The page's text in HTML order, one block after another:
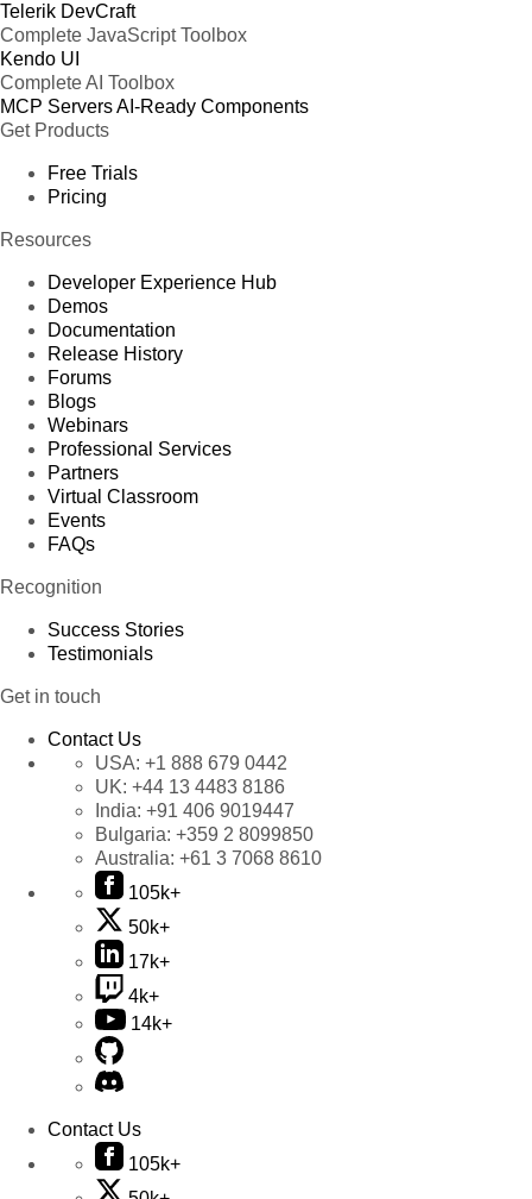
Telerik DevCraft
Complete JavaScript Toolbox
Kendo UI
Complete AI Toolbox
MCP ServersAI-Ready Components
Get Products
Free Trials
Pricing
Resources
Developer Experience Hub
Demos
Documentation
Release History
Forums
Blogs
Webinars
Professional Services
Partners
Virtual Classroom
Events
FAQs
Recognition
Success Stories
Testimonials
Get in touch
Contact Us
USA: +1 888 679 0442
UK: +44 13 4483 8186
India: +91 406 9019447
Bulgaria: +359 2 8099850
Australia: +61 3 7068 8610
105k+
50k+
17k+
4k+
14k+
Contact Us
105k+